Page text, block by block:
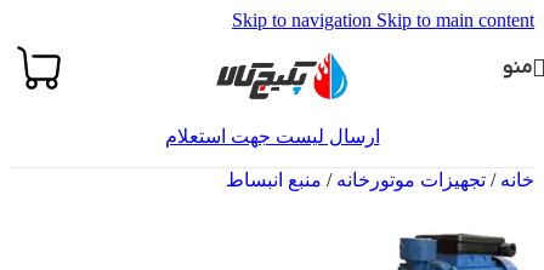
Skip to navigation Skip to main content
منو
ارسال لیست جهت استعلام
خانه/ تجهیزات موتورخانه/ منبع انبساط